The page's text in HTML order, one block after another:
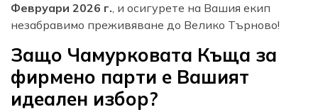
Февруари 2026 г., и осигурете на Вашия екип
незабравимо преживяване до Велико Търново!
Защо Чамурковата Къща за
фирмено парти е Вашият
идеален избор?